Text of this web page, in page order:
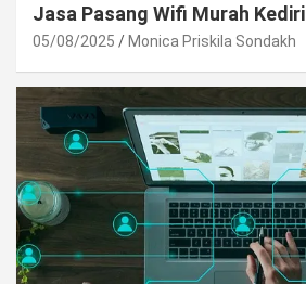
Jasa Pasang Wifi Murah Kediri
05/08/2025 Monica Priskila Sondakh